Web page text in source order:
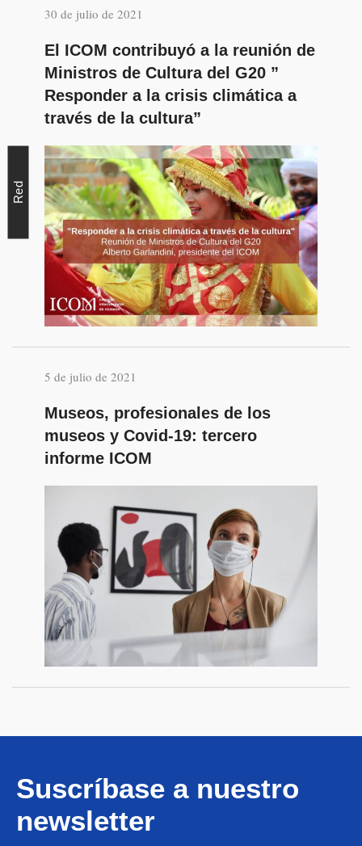
30 de julio de 2021
El ICOM contribuyó a la reunión de
Ministros de Cultura del G20 ”
Responder a la crisis climática a
través de la cultura”
Red
5 de julio de 2021
Museos, profesionales de los
museos y Covid-19: tercero
informe ICOM
Suscríbase a nuestro
newsletter